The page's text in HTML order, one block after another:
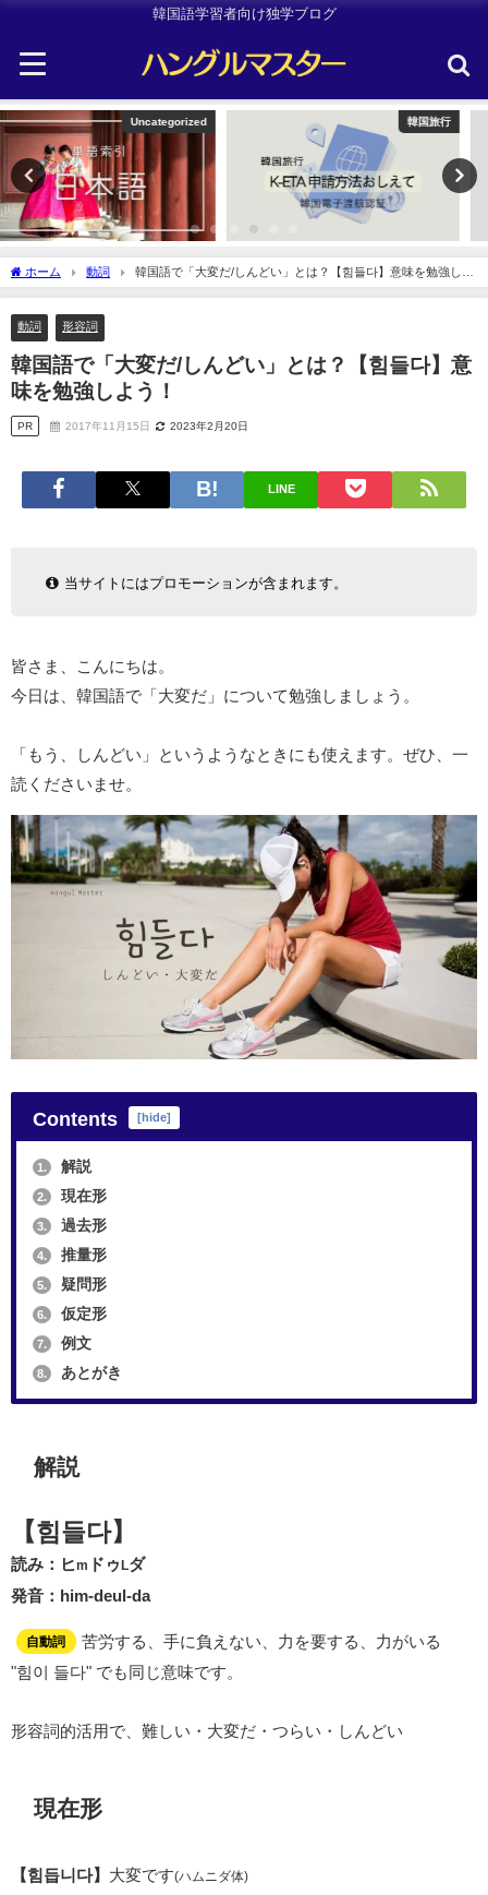
韓国語学習者向け独学ブログ
韓国旅行 Other
ホーム 動詞
韓国語で「大変だ/しんどい」とは？【힘들다】意味を勉強しよ
う！
動詞 形容詞
韓国語で「大変だ/しんどい」とは？【힘들다】意
味を勉強しよう！
PR 2017年11月15日 2023年2月20日
LINE
当サイトにはプロモーションが含まれます。
皆さま、こんにちは。
今日は、韓国語で「大変だ」について勉強しましょう。
「もう、しんどい」というようなときにも使えます。ぜひ、一
読くださいませ。
Contents hide
1. 解説
2. 現在形
3. 過去形
4. 推量形
5. 疑問形
6. 仮定形
7. 例文
8. あとがき
解説
【힘들다】
読み：ヒm ドゥ Lダ
発音：him-deul-da
自動詞
苦労する、手に負えない、力を要する、力がいる
"힘이 들다" でも同じ意味です。
形容詞的活用で、難しい・大変だ・つらい・しんどい
現在形
【힘듭니다】 大変です(ハムニダ体)